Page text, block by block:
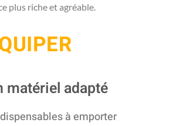
plus riche et agréable.
matériel adapté
à emporter